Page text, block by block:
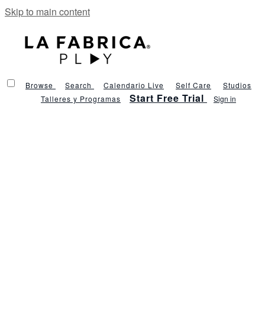
Skip to main content
Browse Search Calendario Live Self Care
Studios
Talleres y Programas
Start Free Trial Sign in